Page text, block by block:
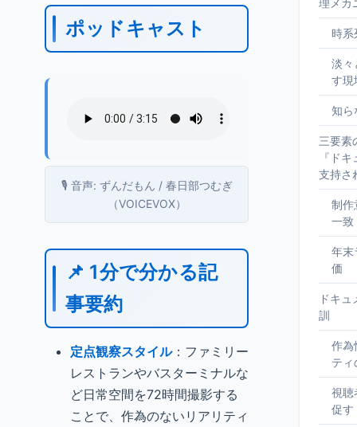
ポッドキャスト
🎙️ 音声: ずんだもん / 春日部つむぎ
（VOICEVOX）
📌 1分で分かる記
事要約
定点観察スタイル：ファミリー
レストランやバスターミナルな
ど日常空間を72時間撮影する
ことで、作為のないリアリティ
理メカ
時系
淡々
す現
知ら
三要素
『ド
支持さ
制作
一致
年末
価
ドキ
訓
作為
ティ
視聴
促す